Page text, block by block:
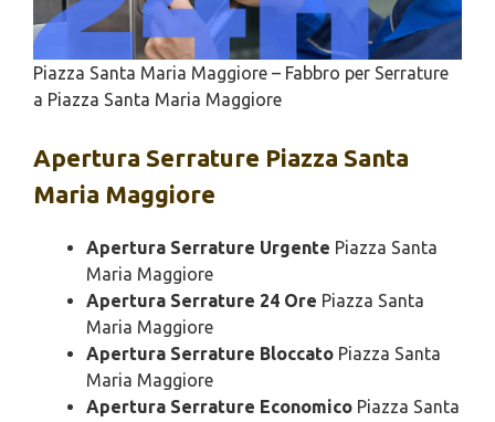
Piazza Santa Maria Maggiore – Fabbro per Serrature
a Piazza Santa Maria Maggiore
Apertura Serrature Piazza Santa
Maria Maggiore
Apertura Serrature Urgente Piazza Santa
Maria Maggiore
Apertura Serrature 24 Ore Piazza Santa
Maria Maggiore
Apertura Serrature Bloccato Piazza Santa
Maria Maggiore
Apertura Serrature Economico Piazza Santa